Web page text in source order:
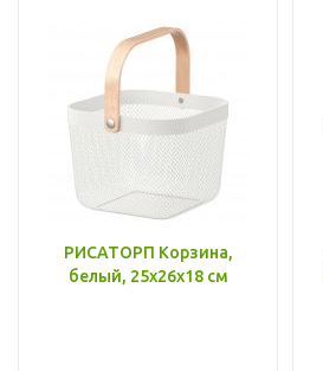
РИСАТОРП Корзина,
белый, 25x26x18 см